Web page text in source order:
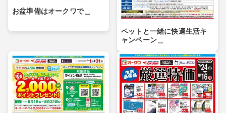
お盆準備はオークワで＿
ペットと一緒に快適生活キ
ャンペーン＿